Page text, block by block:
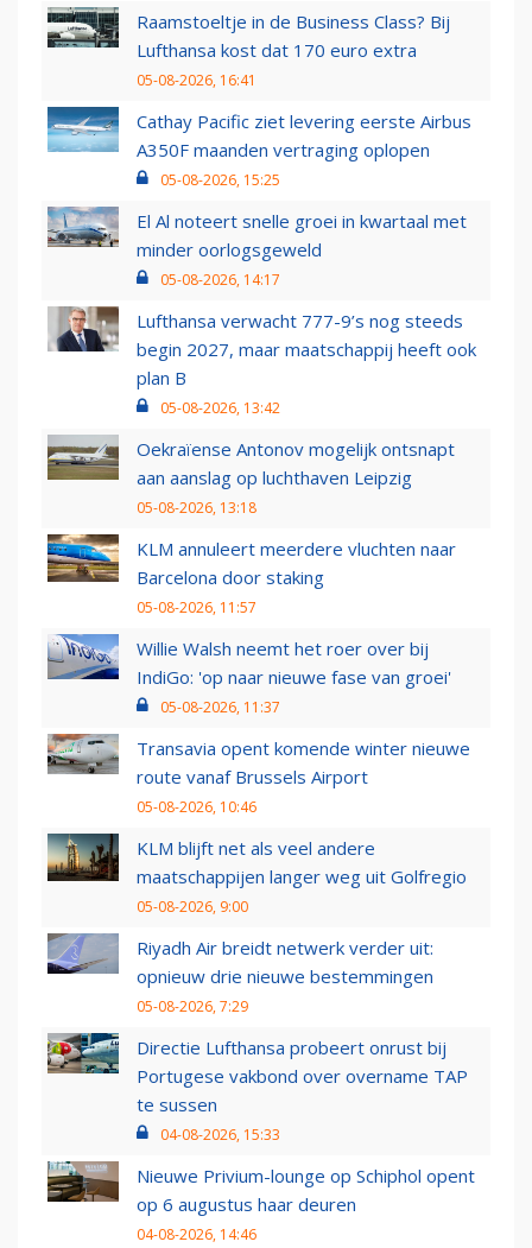
Raamstoeltje in de Business Class? Bij
Lufthansa kost dat 170 euro extra
05-08-2026, 16:41
Cathay Pacific ziet levering eerste Airbus
A350F maanden vertraging oplopen
05-08-2026, 15:25
El Al noteert snelle groei in kwartaal met
minder oorlogsgeweld
05-08-2026, 14:17
Lufthansa verwacht 777-9’s nog steeds
begin 2027, maar maatschappij heeft ook
plan B
05-08-2026, 13:42
Oekraïense Antonov mogelijk ontsnapt
aan aanslag op luchthaven Leipzig
05-08-2026, 13:18
KLM annuleert meerdere vluchten naar
Barcelona door staking
05-08-2026, 11:57
Willie Walsh neemt het roer over bij
IndiGo: 'op naar nieuwe fase van groei'
05-08-2026, 11:37
Transavia opent komende winter nieuwe
route vanaf Brussels Airport
05-08-2026, 10:46
KLM blijft net als veel andere
maatschappijen langer weg uit Golfregio
05-08-2026, 9:00
Riyadh Air breidt netwerk verder uit:
opnieuw drie nieuwe bestemmingen
05-08-2026, 7:29
Directie Lufthansa probeert onrust bij
Portugese vakbond over overname TAP
te sussen
04-08-2026, 15:33
Nieuwe Privium-lounge op Schiphol opent
op 6 augustus haar deuren
04-08-2026, 14:46